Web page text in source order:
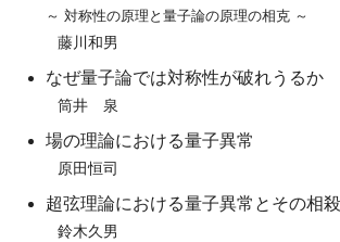
～ 対称性の原理と量子論の原理の相克 ～
藤川和男
なぜ量子論では対称性が破れうるか
筒井 泉
場の理論における量子異常
原田恒司
超弦理論における量子異常とその相
鈴木久男